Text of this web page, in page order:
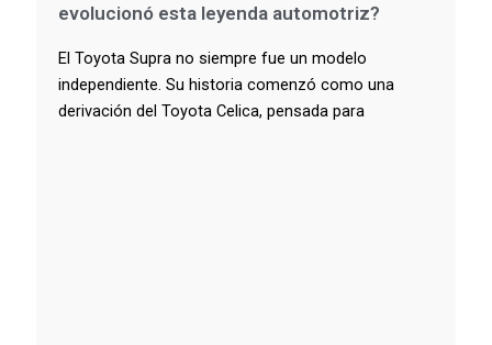
evolucionó esta leyenda automotriz?
El Toyota Supra no siempre fue un modelo
independiente. Su historia comenzó como una
derivación del Toyota Celica, pensada para